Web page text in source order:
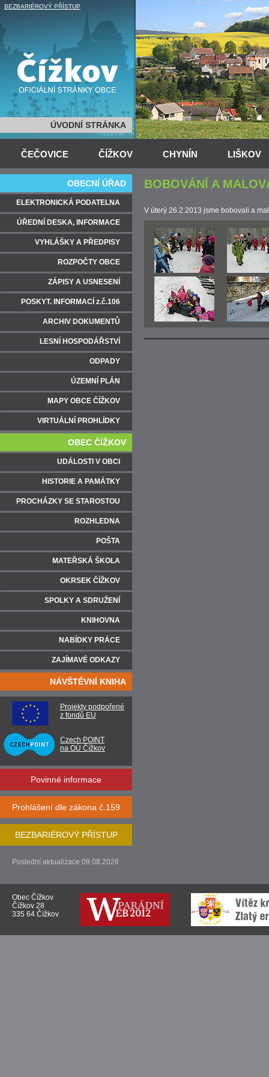
BEZBARIÉROVÝ PŘÍSTUP
ÚVODNÍ STRÁNKA
ČEČOVICE ČÍŽKOV CHYNÍN LIŠKOV
BOBOVÁNÍ A
V úterý 26.2.2013 jsme bobovali a
OBECNÍ ÚŘAD
ELEKTRONICKÁ PODATELNA
ÚŘEDNÍ DESKA, INFORMACE
VYHLÁŠKY A PŘEDPISY
ROZPOČTY OBCE
ZÁPISY A USNESENÍ
POSKYT. INFORMACÍ z.č.106
ARCHIV DOKUMENTŮ
LESNÍ HOSPODÁŘSTVÍ
ODPADY
ÚZEMNÍ PLÁN
MAPY OBCE ČÍŽKOV
VIRTUÁLNÍ PROHLÍDKY
OBEC ČÍŽKOV
UDÁLOSTI V OBCI
HISTORIE A PAMÁTKY
PROCHÁZKY SE STAROSTOU
ROZHLEDNA
POŠTA
MATEŘSKÁ ŠKOLA
OKRSEK ČÍŽKOV
SPOLKY A SDRUŽENÍ
KNIHOVNA
NABÍDKY PRÁCE
ZAJÍMAVÉ ODKAZY
NÁVŠTĚVNÍ KNIHA
Projekty podpořené
z fondů EU
Czech POINT
na OÚ Čížkov
Povinné informace
Prohlášení dle zákona č.159
BEZBARIÉROVÝ PŘÍSTUP
Poslední aktualizace 09.08.2026
Obec Čížkov
Čížkov 28
335 64 Čížkov